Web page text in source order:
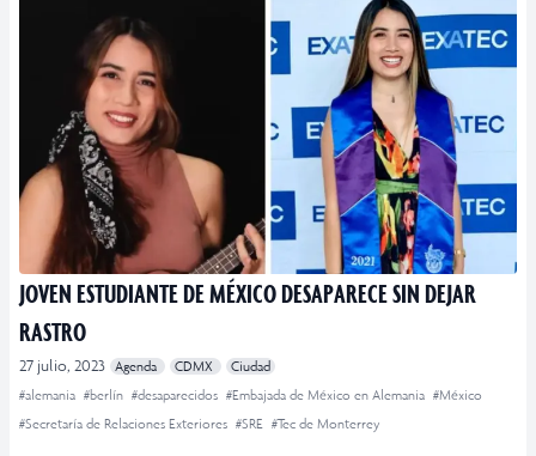
JOVEN ESTUDIANTE DE MÉXICO DESAPARECE SIN DEJAR
RASTRO
27 julio, 2023 Agenda CDMX
Ciudad
#alemania #berlín #desaparecidos #Embajada de México en Alemania #México
#Secretaría de Relaciones Exteriores #SRE #Tec de Monterrey